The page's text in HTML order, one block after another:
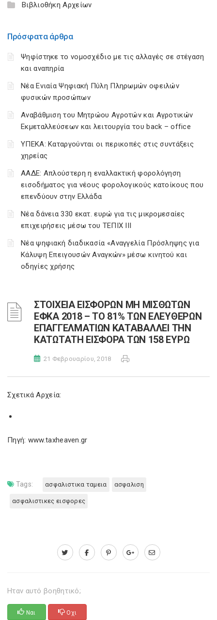
Βιβλιοθήκη Αρχείων
Πρόσφατα άρθρα
Ψηφίστηκε το νομοσχέδιο με τις αλλαγές σε στέγαση
και αναπηρία
Νέα Ενιαία Ψηφιακή Πύλη Πληρωμών οφειλών
φυσικών προσώπων
Αναβάθμιση του Μητρώου Αγροτών και Αγροτικών
Εκμεταλλεύσεων και λειτουργία του back – office
ΥΠΕΚΑ: Καταργούνται οι περικοπές στις συντάξεις
χηρείας
ΑΑΔΕ: Απλούστερη η εναλλακτική φορολόγηση
εισοδήματος για νέους φορολογικούς κατοίκους που
επενδύουν στην Ελλάδα
Νέα δάνεια 330 εκατ. ευρώ για τις μικρομεσαίες
επιχειρήσεις μέσω του ΤΕΠΙΧ ΙΙΙ
Νέα ψηφιακή διαδικασία «Αναγγελία Πρόσληψης για
Κάλυψη Επειγουσών Αναγκών» μέσω κινητού και
οδηγίες χρήσης
ΣΤΟΙΧΕΙΑ ΕΙΣΦΟΡΩΝ ΜΗ ΜΙΣΘΩΤΩΝ
ΕΦΚΑ 2018 – TΟ 81% ΤΩΝ ΕΛΕΥΘΕΡΩΝ
ΕΠΑΓΓΕΛΜΑΤΙΩΝ ΚΑΤΑΒΑΛΛΕΙ ΤΗΝ
ΚΑΤΩΤΑΤΗ ΕΙΣΦΟΡΑ ΤΩΝ 158 ΕΥΡΩ
21 Φεβρουαρίου, 2018
Σχετικά Αρχεία:
Πηγή: www.taxheaven.gr
Tags: ασφαλιστικα ταμεια ασφαλιση
ασφαλιστικες εισφορες
Ηταν αυτό βοηθητικό;
Ναι Οχι